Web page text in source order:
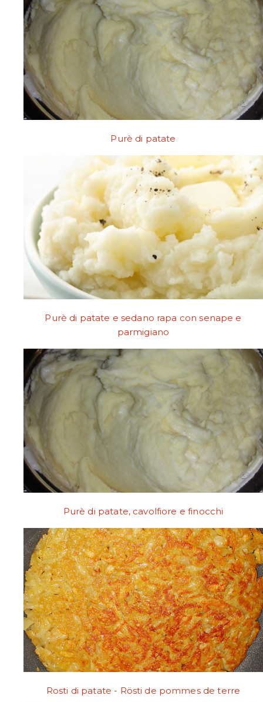
Purè di patate
Purè di patate e sedano rapa con senape e
parmigiano
Purè di patate, cavolfiore e finocchi
Rosti di patate - Rösti de pommes de terre